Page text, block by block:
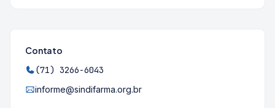
Contato
(71) 3266-6043
informe@sindifarma.org.br